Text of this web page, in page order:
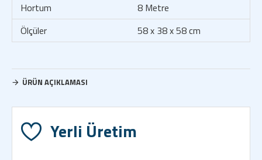
Hortum
8 Metre
Ölçüler
58 x 38 x 58 cm
ÜRÜN AÇIKLAMASI
Yerli Üretim